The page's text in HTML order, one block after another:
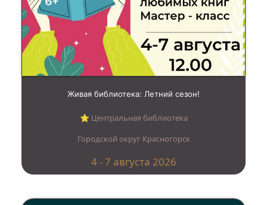
Живая библиотека: Летний сезон!
⭐︎ Центральная библиотека
Городской округ Красногорск
4 - 7 августа 2026